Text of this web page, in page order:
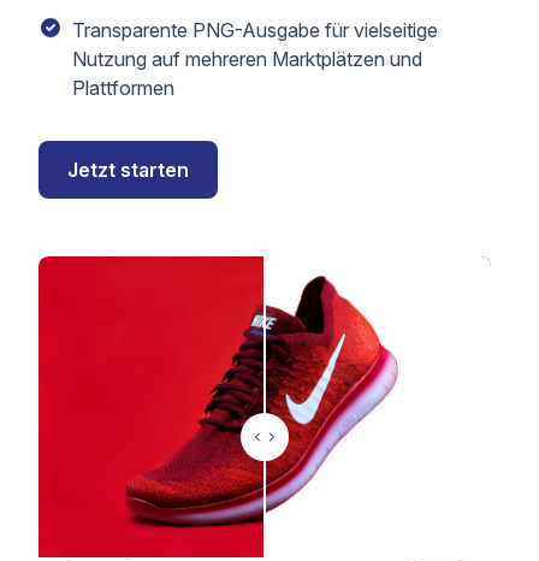
Transparente PNG-Ausgabe für vielseitige
Nutzung auf mehreren Marktplätzen und
Plattformen
Jetzt starten